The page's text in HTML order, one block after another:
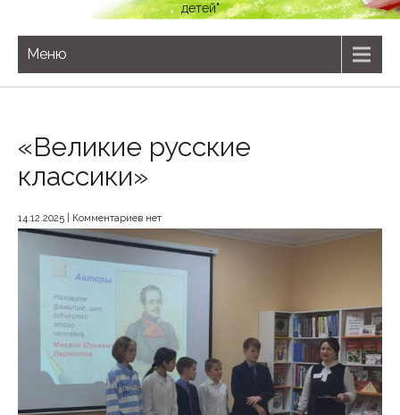
детей"
Меню
«Великие русские
классики»
14.12.2025 Комментариев нет